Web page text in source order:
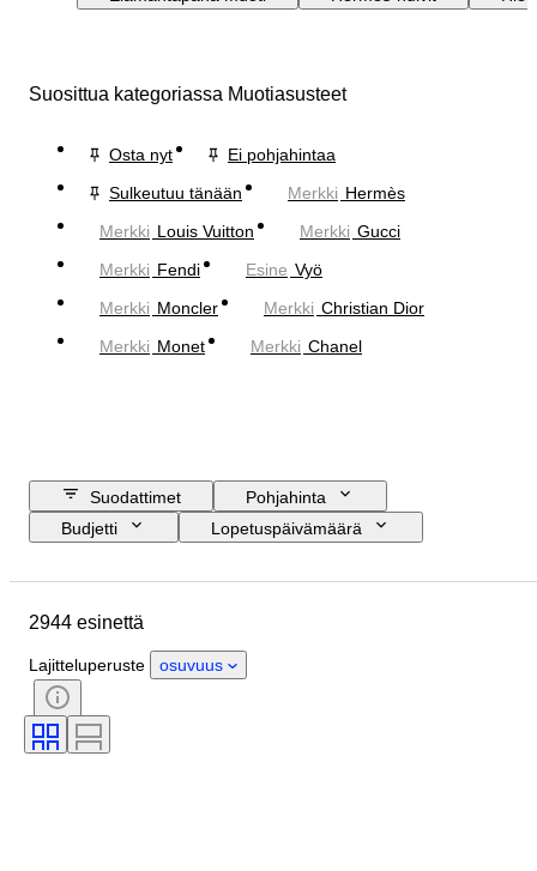
Suosittua kategoriassa Muotiasusteet
Osta nyt
Ei pohjahintaa
Sulkeutuu tänään
Merkki Hermès
Merkki Louis Vuitton Merkki Gucci
Merkki Fendi Esine Vyö
Merkki Moncler Merkki Christian Dior
Merkki Monet Merkki Chanel
Suodattimet
Pohjahinta
Budjetti
Lopetuspäivämäärä
Materiaali
Kivi
Hienous
Tyylisuuntaus
Vaatekoko
Esineen koko
2944 esinettä
Lajitteluperuste osuvuus